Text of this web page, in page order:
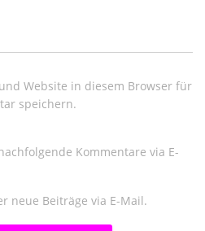
Website in diesem Browser für
speichern.
Kommentare via E-
neue Beiträge via E-Mail.